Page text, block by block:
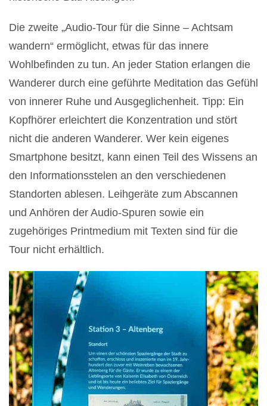
Die zweite „Audio-Tour für die Sinne – Achtsam
wandern“ ermöglicht, etwas für das innere
Wohlbefinden zu tun. An jeder Station erlangen die
Wanderer durch eine geführte Meditation das Gefühl
von innerer Ruhe und Ausgeglichenheit. Tipp: Ein
Kopfhörer erleichtert die Konzentration und stört
nicht die anderen Wanderer. Wer kein eigenes
Smartphone besitzt, kann einen Teil des Wissens an
den Informationsstelen an den verschiedenen
Standorten ablesen. Leihgeräte zum Abscannen
und Anhören der Audio-Spuren sowie ein
zugehöriges Printmedium mit Texten sind für die
Tour nicht erhältlich.